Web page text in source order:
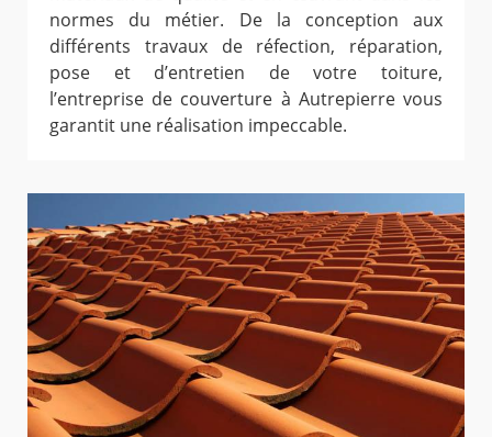
normes du métier. De la conception aux
différents travaux de réfection, réparation,
pose et d’entretien de votre toiture,
l’entreprise de couverture à Autrepierre vous
garantit une réalisation impeccable.